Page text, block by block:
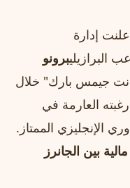
إدارة
البرازيليبرونو
"سانت جيمس بارك" خلال
العارمة في
الإنجليزي الممتاز.
بين الجانرز